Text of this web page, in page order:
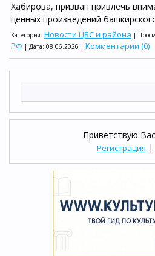
Приветствую Вас
Регистрация |
Хабирова, призван привлечь
ценных произведений
Категория: Новости ЦБС и района |
РФ | Дата: 08.06.2026 | Комментарии (0)